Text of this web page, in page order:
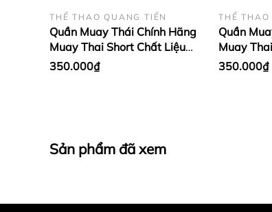
THỂ THAO QUANG TIẾN
Quần Muay Thái Chính Hãng
Muay Thai Short Chất Liệu
Satin Cao Cấp | Twins đỏ cổ
350.000₫
THỂ THAO
Quần
Muay
Satin Cao
350.000₫
Sản phẩm đã xem